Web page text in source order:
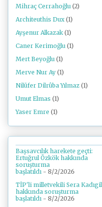
Mihraç Cerrahoğlu (2)
Architeuthis Dux (1)
Ayşenur Alkazak (1)
Caner Kerimoğlu (1)
Mert Beyoğlu (1)
Merve Nur Ay (1)
Nilüfer Dilrûba Yılmaz (1)
Umut Elmas (1)
Yaser Emre (1)
Başsavcılık harekete geçti:
Ertuğrul Özkök hakkında
soruşturma
başlatıldı - 8/2/2026
TİP'li milletvekili Sera Kadıgil
hakkında soruşturma
başlatıldı - 8/2/2026